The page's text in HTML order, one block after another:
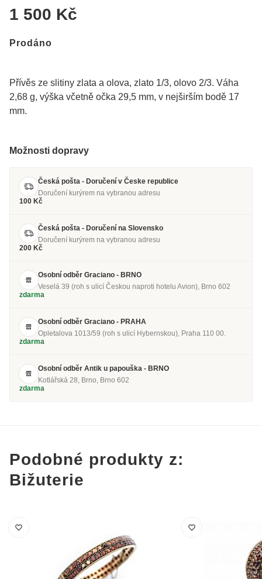
1 500 Kč
Prodáno
Přívěs ze slitiny zlata a olova, zlato 1/3, olovo 2/3. Váha
2,68 g, výška včetně očka 29,5 mm, v nejširším bodě 17
mm.
Možnosti dopravy
Česká pošta - Doručení v Česke republice
Doručení kurýrem na vybranou adresu
100 Kč
Česká pošta - Doručení na Slovensko
Doručení kurýrem na vybranou adresu
200 Kč
Osobní odběr Graciano - BRNO
Veselá 39 (roh s ulicí Českou naproti hotelu Avion), Brno 602
zdarma
Osobní odběr Graciano - PRAHA
Opletalova 1013/59 (roh s ulicí Hybernskou), Praha 110 00.
zdarma
Osobní odběr Antik u papouška - BRNO
Kotlářská 28, Brno, Brno 602
zdarma
Podobné produkty z:
Bižuterie